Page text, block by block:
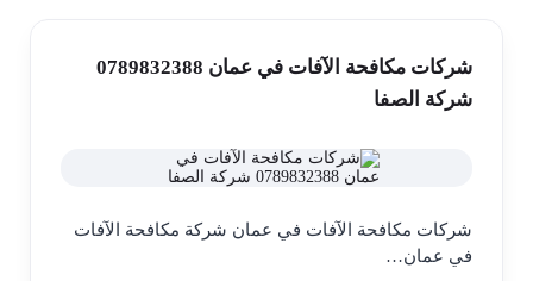
شركات مكافحة الآفات في عمان 0789832388
شركة الصفا
شركات مكافحة الآفات في عمان شركة مكافحة الآفات
في عمان…